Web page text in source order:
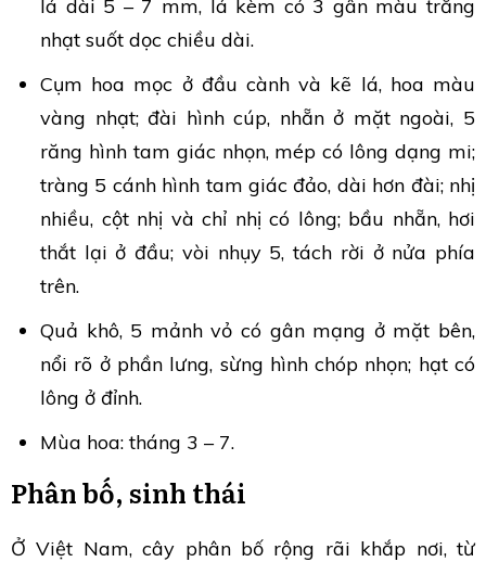
lá dài 5 – 7 mm, lá kèm có 3 gân màu trắng
nhạt suốt dọc chiều dài.
Cụm hoa mọc ở đầu cành và kẽ lá, hoa màu
vàng nhạt; đài hình cúp, nhẵn ở mặt ngoài, 5
răng hình tam giác nhọn, mép có lông dạng mi;
tràng 5 cánh hình tam giác đảo, dài hơn đài; nhị
nhiều, cột nhị và chỉ nhị có lông; bầu nhẵn, hơi
thắt lại ở đầu; vòi nhụy 5, tách rời ở nửa phía
trên.
Quả khô, 5 mảnh vỏ có gân mạng ở mặt bên,
nổi rõ ở phần lưng, sừng hình chóp nhọn; hạt có
lông ở đỉnh.
Mùa hoa: tháng 3 – 7.
Phân bố, sinh thái
Ở Việt Nam, cây phân bố rộng rãi khắp nơi, từ